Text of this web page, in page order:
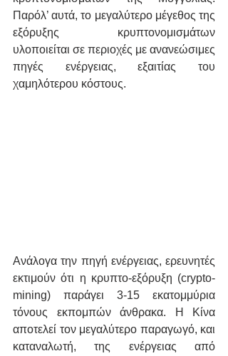
Παρόλ’ αυτά, το μεγαλύτερο μέγεθος της
εξόρυξης κρυπτονομισμάτων
υλοποιείται σε περιοχές με ανανεώσιμες
πηγές ενέργειας, εξαιτίας του
χαμηλότερου κόστους.
Ανάλογα την πηγή ενέργειας, ερευνητές
εκτιμούν ότι η κρυπτο-εξόρυξη (crypto-
mining) παράγει 3-15 εκατομμύρια
τόνους εκπομπών άνθρακα. Η Κίνα
αποτελεί τον μεγαλύτερο παραγωγό, και
καταναλωτή, της ενέργειας από